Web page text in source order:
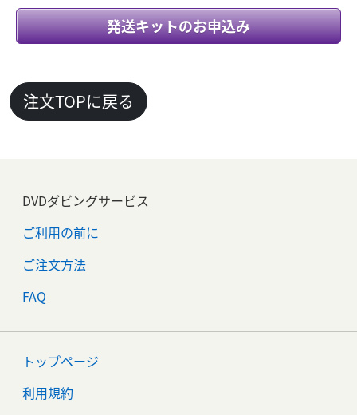
発送キットのお申込み
注文TOPに戻る
DVDダビングサービス
ご利用の前に
ご注文方法
FAQ
トップページ
利用規約